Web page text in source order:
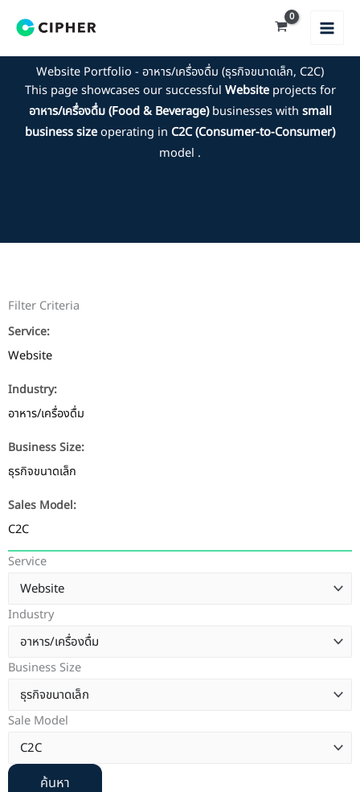
Website Portfolio - อาหาร/เครื่องดื่ม (ธุรกิจขนาดเล็ก, C2C)
This page showcases our successful Websiteprojects for
อาหาร/เครื่องดื่ม (Food & Beverage)businesses with small
business sizeoperating in C2C (Consumer-to-Consumer)
model .
Filter Criteria
Service:
Website
Industry:
อาหาร/เครื่องดื่ม
Business Size:
ธุรกิจขนาดเล็ก
Sales Model:
C2C
Service
Industry
Business Size
Sale Model
ค้นหา